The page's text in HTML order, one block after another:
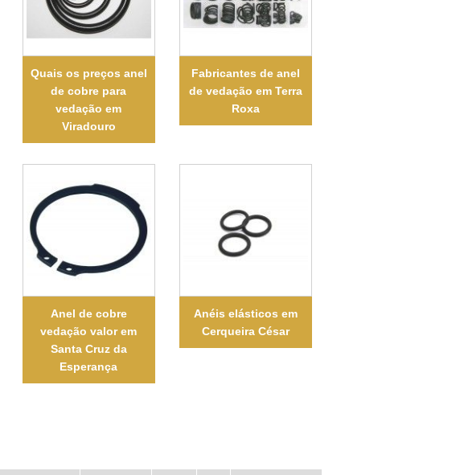
Quais os preços anel
de cobre para
vedação em
Viradouro
Fabricantes de anel
de vedação em Terra
Roxa
Anel de cobre
vedação valor em
Santa Cruz da
Esperança
Anéis elásticos em
Cerqueira César